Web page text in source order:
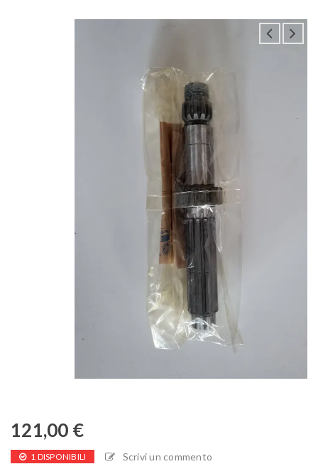
121,00 €
1 DISPONIBILI Scrivi un commento